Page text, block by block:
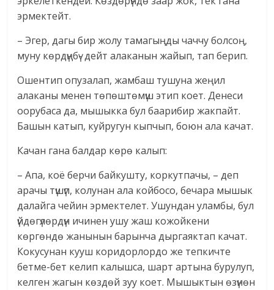
эрмектейт.
– Эгер, дагы бир жолу тамагыңды чаччу болсоң,
муну көрдүңбү- дейт алаканын жайып, тап берип.
Ошентип опузалап, жамбаш тушуна жеңил
алаканы менен төпөштөмүш этип коет. Денеси
оорубаса да, мышыкка бул баарибир жакпайт.
Башын катып, куйругун кыпчып, боюн ала качат.
Качан гана балдар көрө калып:
– Апа, коё берчи байкушту, коркутпачы, – деп
арачы түшүп, колунан ала койбосо, бечара мышык
далайга чейин эрмектелет. Ушундан уламбы, бул
үйдөгүлөрдүн ичинен ушу жаш кожойкени
көргөндө жанынын барынча дыргаяктап качат.
Кокусунан кууш коридорлордо же тепкичте
бетме-бет келип калышса, шарт артына бурулуп,
келген жагын көздөй зуу коет. Мышыктын өзүнөн